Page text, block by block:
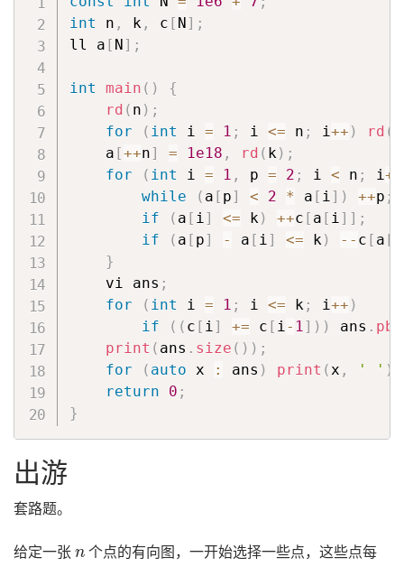
int n , k, c [ N] ;
ll a [ N] ;
int main ( )
{
rd ( n ) ;
for
( int i = 1 ; i <= n ; i++ ) rd (
    a
[++n] = 1e18 , rd ( k) ;
for
( int i = 1 , p = 2 ; i < n ; i++
while
( a [ p] < 2 * a [ i] ) ++p ;
if
( a [ i] <= k) ++c [ a [ i] ] ;
if
( a [ p] - a [ i] <= k) -- c [ a [
}
    vi ans
;
for
( int i = 1 ; i <= k; i++ )
if
( ( c [ i] += c [ i- 1] ) ) ans . pb
print ( ans . size ( ) ) ;
for
( auto x : ans ) print (x , ' ' )
return
0 ;
}
出游
套路题。
给定一张 个点的有向图，一开始选择一些点，这些点每